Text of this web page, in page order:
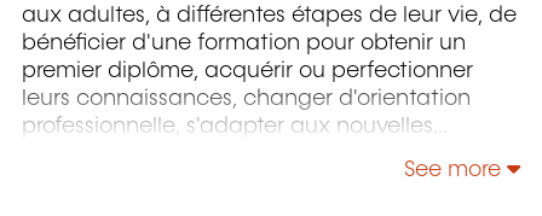
aux adultes, à différentes étapes de leur vie, de
bénéficier d'une formation pour obtenir un
premier diplôme, acquérir ou perfectionner
leurs connaissances, changer d'orientation
professionnelle, s'adapter aux nouvelles
See more